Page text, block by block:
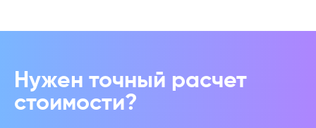
Нужен точный расчет
стоимости?